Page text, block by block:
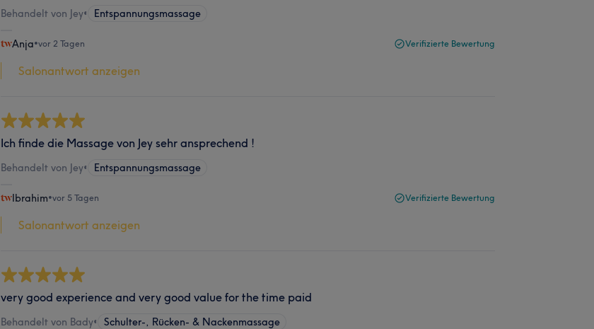
Behandelt von Jey• Entspannungsmassage
Anja•vor 2 Tagen Verifizierte Bewertung
Salonantwort anzeigen
Ich finde die Massage von Jey sehr ansprechend !
Behandelt von Jey• Entspannungsmassage
Ibrahim•vor 5 Tagen Verifizierte Bewertung
Salonantwort anzeigen
very good experience and very good value for the time paid
Behandelt von Bady• Schulter-, Rücken- & Nackenmassage